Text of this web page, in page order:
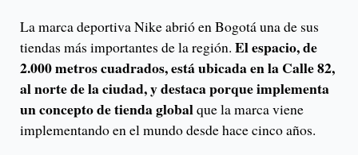
La marca deportiva Nike abrió en Bogotá una de sus
tiendas más importantes de la región. El espacio, de
2.000 metros cuadrados, está ubicada en la Calle 82,
al norte de la ciudad, y destaca porque implementa
un concepto de tienda globalque la marca viene
implementando en el mundo desde hace cinco años.